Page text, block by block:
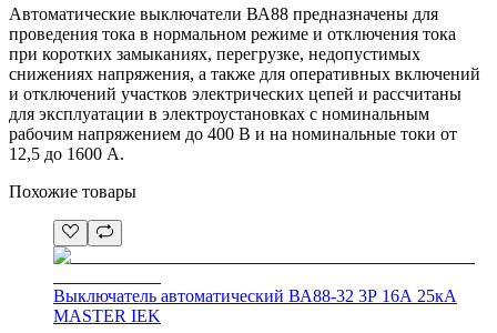
Автоматические выключатели ВА88 предназначены для
проведения тока в нормальном режиме и отключения тока
при коротких замыканиях, перегрузке, недопустимых
снижениях напряжения, а также для оперативных включений
и отключений участков электрических цепей и рассчитаны
для эксплуатации в электроустановках с номинальным
рабочим напряжением до 400 В и на номинальные токи от
12,5 до 1600 А.
Похожие товары
Выключатель автоматический ВА88-32 3Р 16А 25кА
MASTER IEK